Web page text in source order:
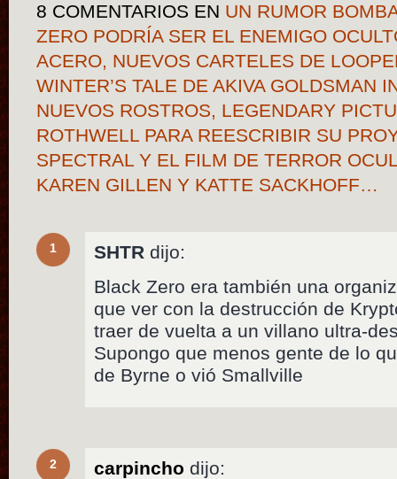
8 COMENTARIOS EN UN RUMOR
ZERO PODRÍA SER EL ENEMIGO
ACERO, NUEVOS CARTELES DE
WINTER’S TALE DE AKIVA GOLDSMAN
NUEVOS ROSTROS, LEGENDARY
ROTHWELL PARA REESCRIBIR SU
SPECTRAL Y EL FILM DE TERROR
KAREN GILLEN Y KATTE SACKHOFF…
1 SHTR dijo:
Black Zero era también una
que ver con la destrucción de
traer de vuelta a un villano ultra-
Supongo que menos gente de lo
de Byrne o vió Smallville
2 carpincho dijo: